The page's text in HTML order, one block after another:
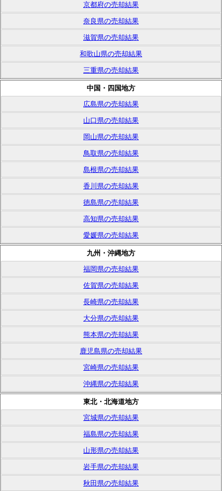
京都府の売却結果
奈良県の売却結果
滋賀県の売却結果
和歌山県の売却結果
三重県の売却結果
中国・四国地方
広島県の売却結果
山口県の売却結果
岡山県の売却結果
鳥取県の売却結果
島根県の売却結果
香川県の売却結果
徳島県の売却結果
高知県の売却結果
愛媛県の売却結果
九州・沖縄地方
福岡県の売却結果
佐賀県の売却結果
長崎県の売却結果
大分県の売却結果
熊本県の売却結果
鹿児島県の売却結果
宮崎県の売却結果
沖縄県の売却結果
東北・北海道地方
宮城県の売却結果
福島県の売却結果
山形県の売却結果
岩手県の売却結果
秋田県の売却結果